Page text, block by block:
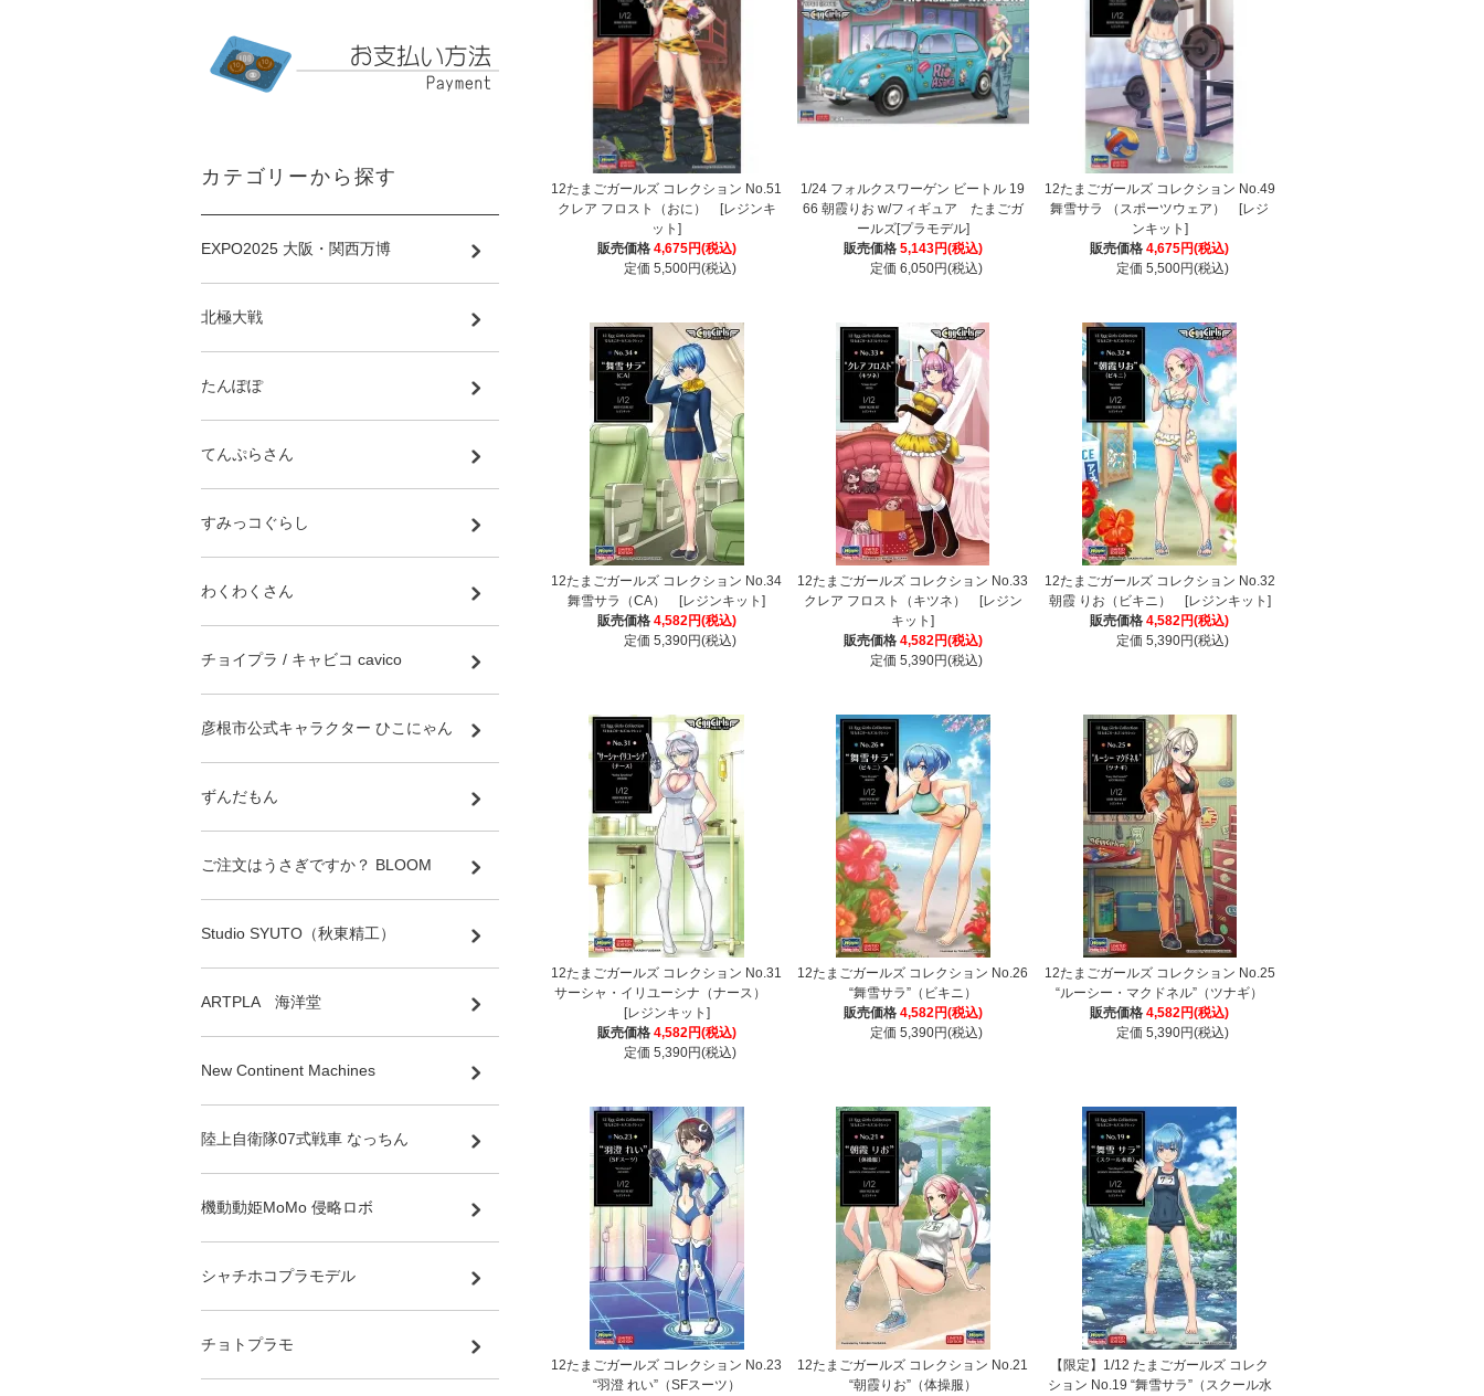
12たまごガールズ コレクション No.51
クレア フロスト（おに） [レジンキ
ット]
販売価格 4,675円(税込)
定価 5,500円(税込)
1/24 フォルクスワーゲン ビートル 19
66 朝霞りお w/フィギュア たまごガ
ールズ[プラモデル]
販売価格 5,143円(税込)
定価 6,050円(税込)
12たまごガールズ コレクション No.49
舞雪サラ （スポーツウェア） [レジ
ンキット]
販売価格4,675円(税込)
定価 5,500円(税込)
12たまごガールズ コレクション No.34
舞雪サラ（CA） [レジンキット]
販売価格 4,582円(税込)
定価 5,390円(税込)
12たまごガールズ コレクション No.33
クレア フロスト（キツネ） [レジン
キット]
販売価格 4,582円(税込)
定価 5,390円(税込)
12たまごガールズ コレクション No.32
朝霞 りお（ビキニ） [レジンキット]
販売価格4,582円(税込)
定価 5,390円(税込)
12たまごガールズ コレクション No.31
サーシャ・イリユーシナ（ナース）
[レジンキット]
販売価格 4,582円(税込)
定価 5,390円(税込)
12たまごガールズ コレクション No.26
“舞雪サラ”（ビキニ）
販売価格 4,582円(税込)
定価 5,390円(税込)
12たまごガールズ コレクション No.25
“ルーシー・マクドネル”（ツナギ）
販売価格4,582円(税込)
定価 5,390円(税込)
12たまごガールズ コレクション No.23
“羽澄 れい”（SFスーツ）
12たまごガールズ コレクション No.21
“朝霞りお”（体操服）
【限定】1/12 たまごガールズ コレク
ション No.19 “舞雪サラ”（スクール水
カテゴリーから探す
EXPO2025 大阪・関西万博
北極大戦
たんぽぽ
てんぷらさん
すみっコぐらし
わくわくさん
チョイプラ / キャビコ cavico
彦根市公式キャラクター ひこにゃん
ずんだもん
ご注文はうさぎですか？ BLOOM
Studio SYUTO（秋東精工）
ARTPLA 海洋堂
New Continent Machines
陸上自衛隊07式戦車 なっちん
機動動姫MoMo 侵略ロボ
シャチホコプラモデル
チョトプラモ